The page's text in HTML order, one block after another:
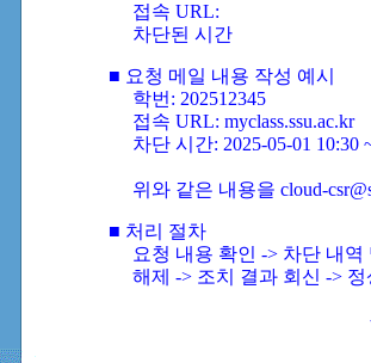
접속 URL:
차단된 시간
■ 요청 메일 내용 작성 예시
학번: 202512345
접속 URL: myclass.ssu.ac.kr
차단 시간: 2025-05-01 10:30
위와 같은 내용을 cloud-
■ 처리 절차
요청 내용 확인 -> 차단 내
해제 -> 조치 결과 회신 ->